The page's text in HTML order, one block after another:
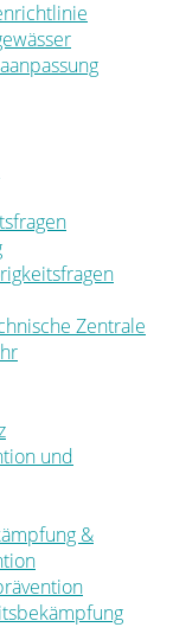
Zentrale
und
&